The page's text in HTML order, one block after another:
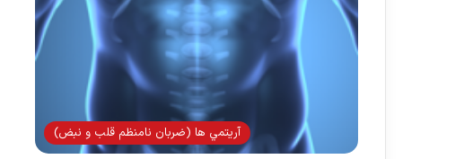
آريتمي ها (ضربان نامنظم قلب و نبض)